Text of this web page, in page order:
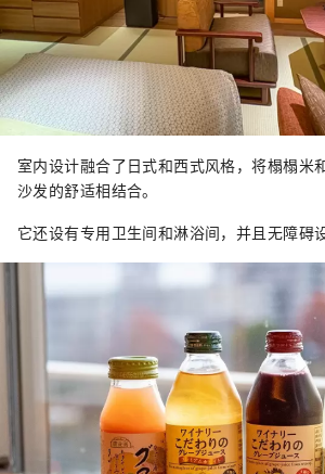
室内设计融合了日式和西式风格，将榻榻米
沙发的舒适相结合。
它还设有专用卫生间和淋浴间，并且无障碍